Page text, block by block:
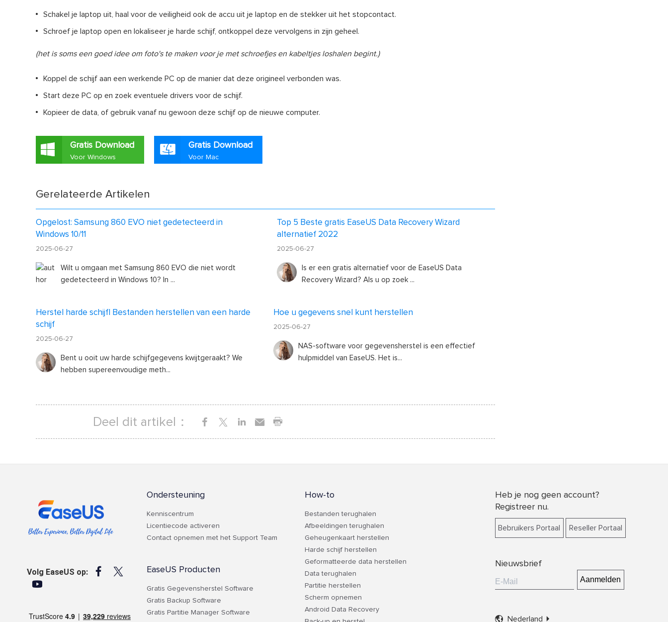
Schakel je laptop uit, haal voor de veiligheid ook de accu uit je laptop en de stekker uit het stopcontact.
Schroef je laptop open en lokaliseer je harde schijf, ontkoppel deze vervolgens in zijn geheel.
(het is soms een goed idee om foto's te maken voor je met schroefjes en kabeltjes loshalen begint.)
Koppel de schijf aan een werkende PC op de manier dat deze origineel verbonden was.
Start deze PC op en zoek eventuele drivers voor de schijf.
Kopieer de data, of gebruik vanaf nu gewoon deze schijf op de nieuwe computer.
Gratis Download
Voor Windows
Gratis Download
Voor Mac
Gerelateerde Artikelen
Opgelost: Samsung 860 EVO niet gedetecteerd in
Windows 10/11
2025-06-27
Wilt u omgaan met Samsung 860 EVO die niet wordt
gedetecteerd in Windows 10? In ...
Top 5 Beste gratis EaseUS Data Recovery Wizard
alternatief 2022
2025-06-27
Is er een gratis alternatief voor de EaseUS Data
Recovery Wizard? Als u op zoek ...
Herstel harde schijf| Bestanden herstellen van een harde
schijf
2025-06-27
Bent u ooit uw harde schijfgegevens kwijtgeraakt? We
hebben supereenvoudige meth...
Hoe u gegevens snel kunt herstellen
2025-06-27
NAS-software voor gegevensherstel is een effectief
hulpmiddel van EaseUS. Het is...
Deel dit artikel：
Volg EaseUS op: 


Ondersteuning
Kenniscentrum
Licentiecode activeren
Contact opnemen met het Support Team
EaseUS Producten
Gratis Gegevensherstel Software
Gratis Backup Software
Gratis Partitie Manager Software
How-to
Bestanden terughalen
Afbeeldingen terughalen
Geheugenkaart herstellen
Harde schijf herstellen
Geformatteerde data herstellen
Data terughalen
Partitie herstellen
Scherm opnemen
Android Data Recovery
Heb je nog geen account?
Registreer nu.
Bebruikers Portaal Reseller Portaal
Nieuwsbrief
 Nederland 